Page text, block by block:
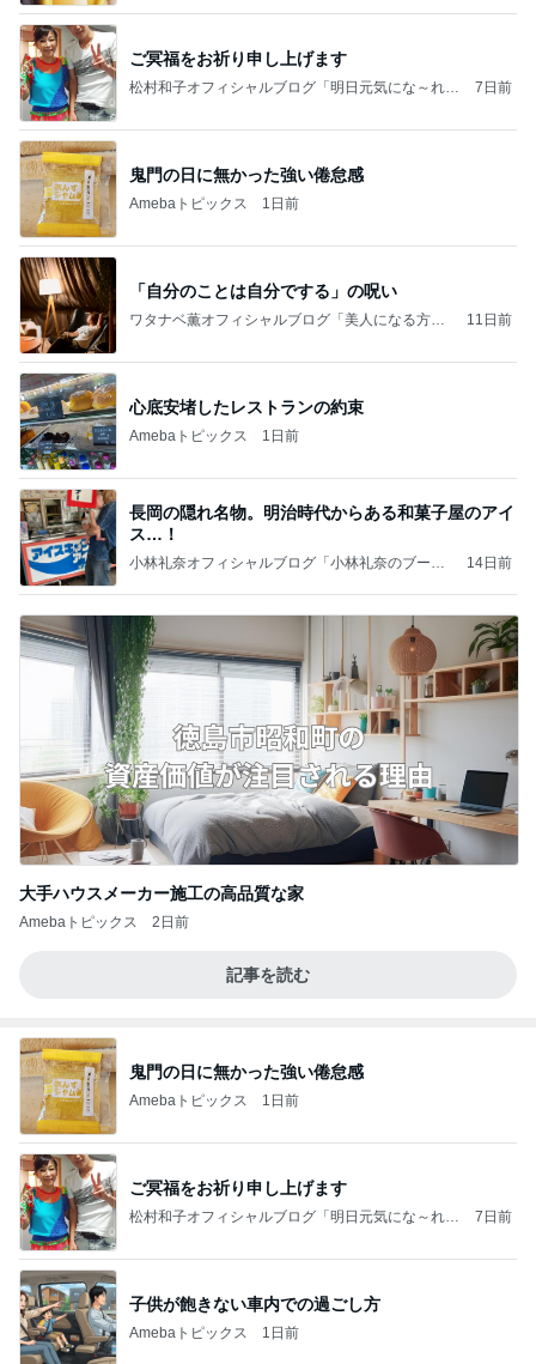
ご冥福をお祈り申し上げます
松村和子オフィシャルブログ「明日元気にな～れ」
7日前
鬼門の日に無かった強い倦怠感
Amebaトピックス 1日前
「自分のことは自分でする」の呪い
ワタナベ薫オフィシャルブログ「美人になる方
11日前
心底安堵したレストランの約束
Amebaトピックス 1日前
長岡の隠れ名物。明治時代からある和菓子屋のアイ
ス…！
小林礼奈オフィシャルブログ「小林礼奈のブーブ
14日前
大手ハウスメーカー施工の高品質な家
Amebaトピックス 2日前
記事を読む
鬼門の日に無かった強い倦怠感
Amebaトピックス 1日前
ご冥福をお祈り申し上げます
松村和子オフィシャルブログ「明日元気にな～れ」
7日前
子供が飽きない車内での過ごし方
Amebaトピックス 1日前